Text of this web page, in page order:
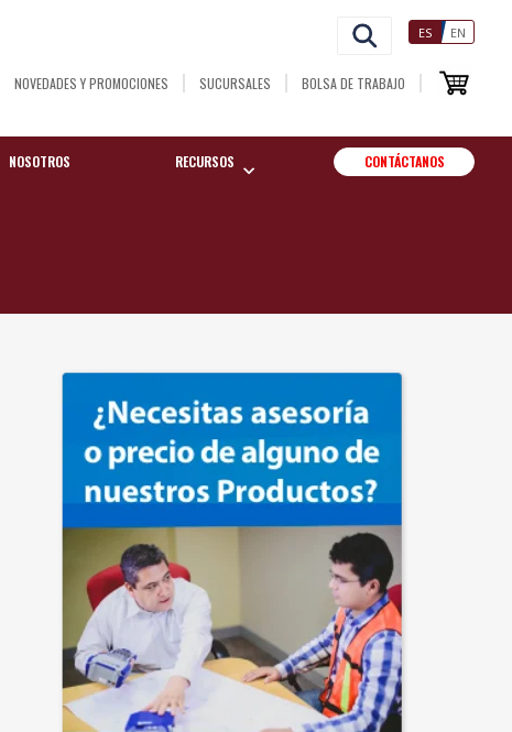
ES EN
NOVEDADES Y PROMOCIONES SUCURSALES BOLSA DE TRABAJO
NOSOTROS RECURSOS CONTÁCTANOS